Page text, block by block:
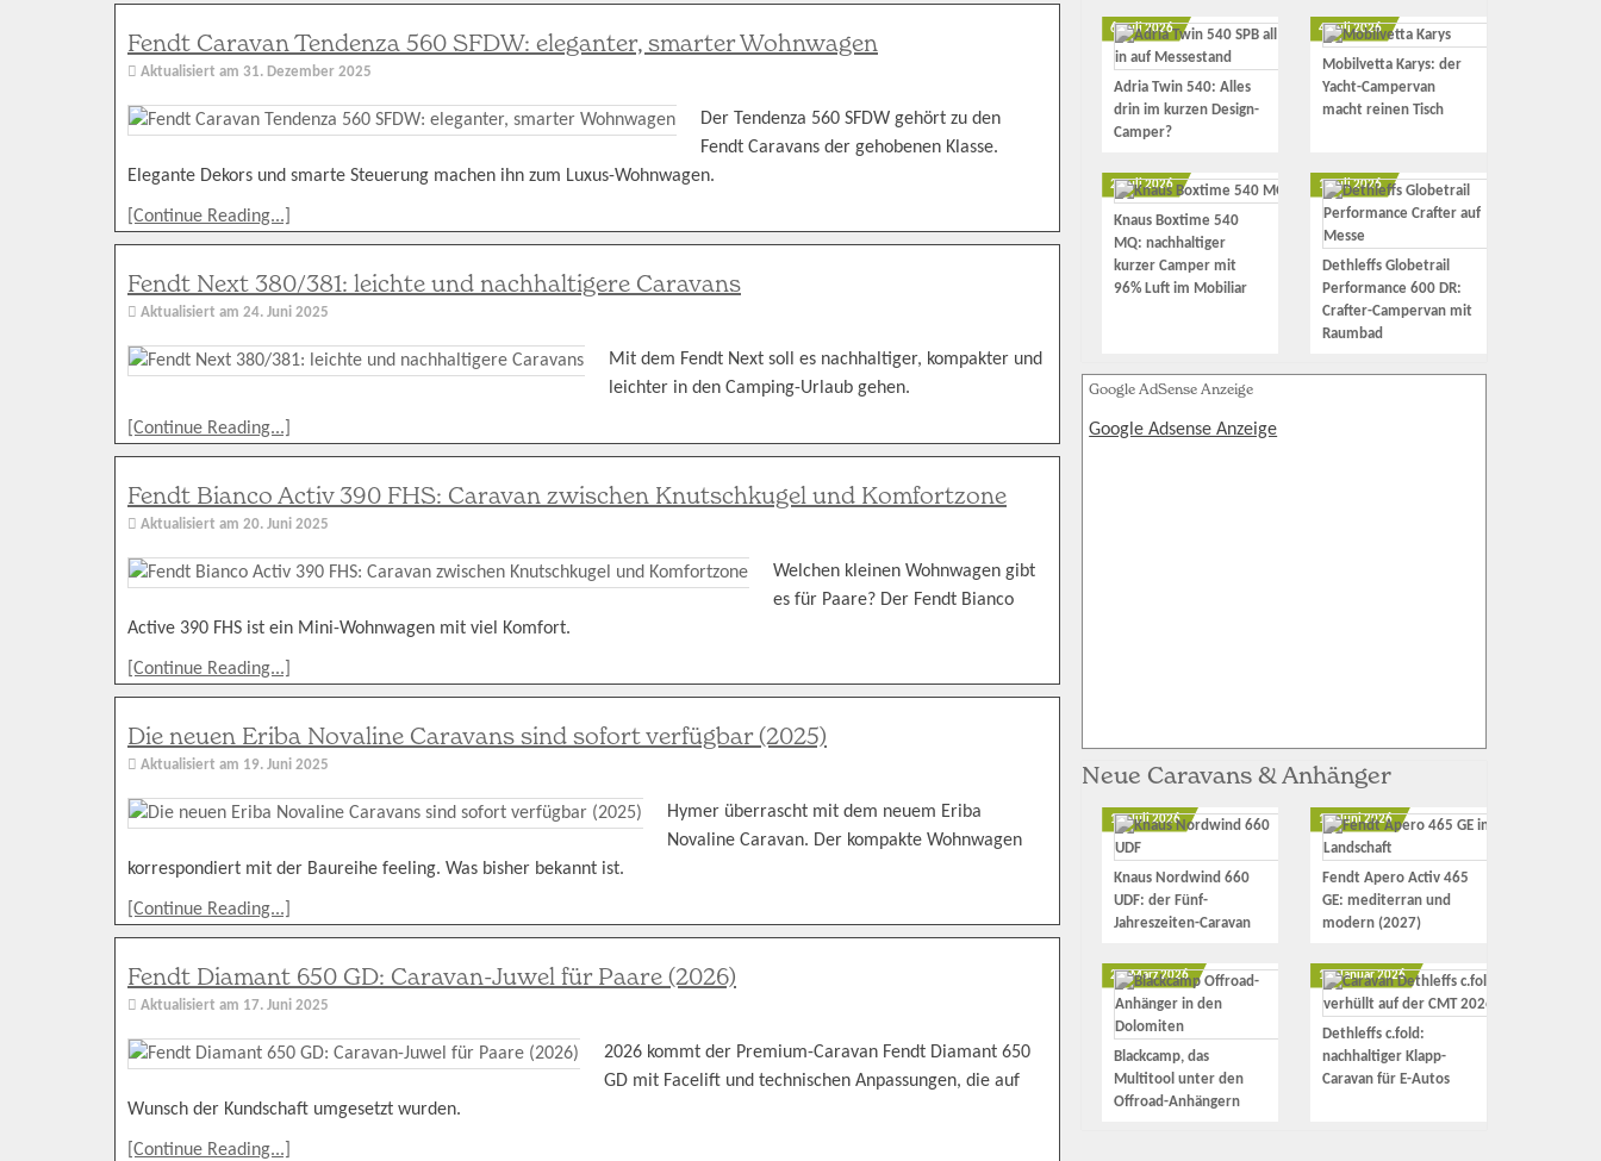
Fendt Caravan Tendenza 560 SFDW: eleganter, smarter Wohnwagen
Aktualisiert am 31. Dezember 2025
Der Tendenza 560 SFDW gehört zu den
Fendt Caravans der gehobenen Klasse.
Elegante Dekors und smarte Steuerung machen ihn zum Luxus-Wohnwagen.
[Continue Reading...]
Fendt Next 380/381: leichte und nachhaltigere Caravans
Aktualisiert am 24. Juni 2025
Mit dem Fendt Next soll es nachhaltiger, kompakter und
leichter in den Camping-Urlaub gehen.
[Continue Reading...]
Fendt Bianco Activ 390 FHS: Caravan zwischen Knutschkugel und Komfortzone
Aktualisiert am 20. Juni 2025
Welchen kleinen Wohnwagen gibt
es für Paare? Der Fendt Bianco
Active 390 FHS ist ein Mini-Wohnwagen mit viel Komfort.
[Continue Reading...]
Die neuen Eriba Novaline Caravans sind sofort verfügbar (2025)
Aktualisiert am 19. Juni 2025
Hymer überrascht mit dem neuem Eriba
Novaline Caravan. Der kompakte Wohnwagen
korrespondiert mit der Baureihe feeling. Was bisher bekannt ist.
[Continue Reading...]
Fendt Diamant 650 GD: Caravan-Juwel für Paare (2026)
Aktualisiert am 17. Juni 2025
2026 kommt der Premium-Caravan Fendt Diamant 650
GD mit Facelift und technischen Anpassungen, die auf
Wunsch der Kundschaft umgesetzt wurden.
[Continue Reading...]
6. Juli 2026
Adria Twin 540: Alles
drin im kurzen Design-
Camper?
4. Juli 2026
Mobilvetta Karys: der
Yacht-Campervan
macht reinen Tisch
2. Juli 2026
Knaus Boxtime 540
MQ: nachhaltiger
kurzer Camper mit
96% Luft im Mobiliar
1. Juli 2026
Dethleffs Globetrail
Performance 600 DR:
Crafter-Campervan mit
Raumbad
Google AdSense Anzeige
Google Adsense Anzeige
Neue Caravans & Anhänger
11. Juli 2026
Knaus Nordwind 660
UDF: der Fünf-
Jahreszeiten-Caravan
12. Juni 2026
Fendt Apero Activ 465
GE: mediterran und
modern (2027)
23. März 2026
Blackcamp, das
Multitool unter den
Offroad-Anhängern
17. Januar 2026
Dethleffs c.fold:
nachhaltiger Klapp-
Caravan für E-Autos